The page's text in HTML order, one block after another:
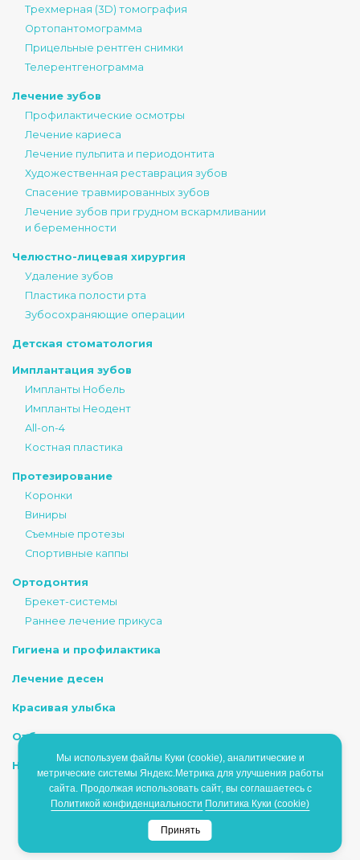
Трехмерная (3D) томография
Ортопантомограмма
Прицельные рентген снимки
Телерентгенограмма
Лечение зубов
Профилактические осмотры
Лечение кариеса
Лечение пульпита и периодонтита
Художественная реставрация зубов
Спасение травмированных зубов
Лечение зубов при грудном вскармливании
и беременности
Челюстно-лицевая хирургия
Удаление зубов
Пластика полости рта
Зубосохраняющие операции
Детская стоматология
Имплантация зубов
Импланты Нобель
Импланты Неодент
All-on-4
Костная пластика
Протезирование
Коронки
Виниры
Съемные протезы
Спортивные каппы
Ортодонтия
Брекет-системы
Раннее лечение прикуса
Гигиена и профилактика
Лечение десен
Красивая улыбка
Отбеливание
Наркоз/Седация
ИМЕЮТСЯ ПРОТИВОПОКАЗАНИЯ, НЕОБХОДИМО
ПРОКОНСУЛЬТИРОВАТЬСЯ СО СПЕЦИАЛИСТОМ
Мы используем файлы Куки (cookie), аналитические и
метрические системы Яндекс.Метрика для улучшения работы
сайта. Продолжая использовать сайт, вы соглашаетесь с
Политикой конфиденциальности Политика Куки (cookie)
Принять